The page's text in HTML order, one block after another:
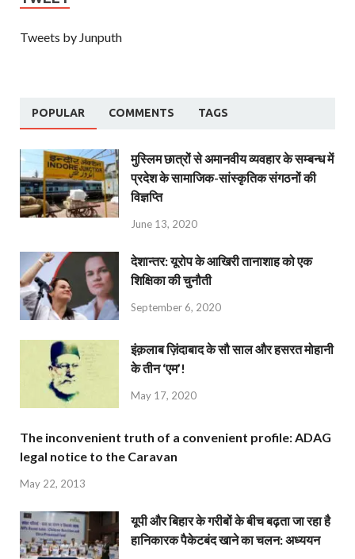
Tweets by Junputh
POPULAR COMMENTS TAGS
मुस्लिम छात्रों से अमानवीय व्यवहार के सम्बन्ध में
प्रदेश के सामाजिक-सांस्कृतिक संगठनों की
विज्ञप्ति
June 13, 2020
देशान्‍तर: यूरोप के आखिरी तानाशाह को एक
शिक्षिका की चुनौती
September 6, 2020
इंक़लाब ज़िंदाबाद के सौ साल और हसरत मोहानी
के तीन ‘एम’!
May 17, 2020
The inconvenient truth of a convenient profile: ADAG
legal notice to the Caravan
May 22, 2013
यूपी और बिहार के गरीबों के बीच बढ़ता जा रहा है
हानिकारक पैकेटबंद खाने का चलन: अध्ययन